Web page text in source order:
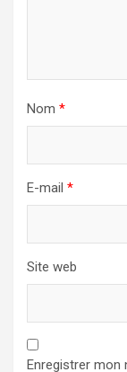
Nom *
E-mail *
Site web
Enregistrer mon